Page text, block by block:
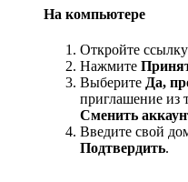
На компьютере
Откройте
Нажмите
Выберите Да,
приглашение из
Сменить
Введите свой
Подтвердить.